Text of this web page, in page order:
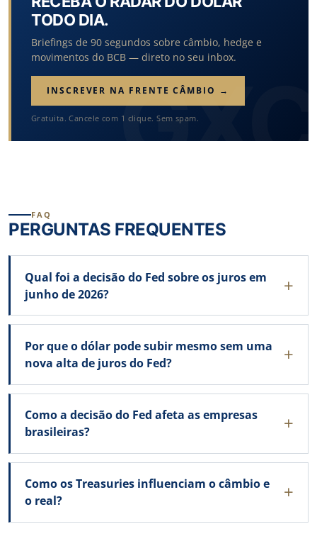
TODO DIA.
Briefings de 90 segundos sobre câmbio, hedge e
movimentos do BCB — direto no seu inbox.
INSCREVER NA FRENTE CÂMBIO →
Gratuita. Cancele com 1 clique. Sem spam.
FAQ
PERGUNTAS FREQUENTES
Qual foi a decisão do Fed sobre os juros em
junho de 2026?
Por que o dólar pode subir mesmo sem uma
nova alta de juros do Fed?
Como a decisão do Fed afeta as empresas
brasileiras?
Como os Treasuries influenciam o câmbio e
o real?